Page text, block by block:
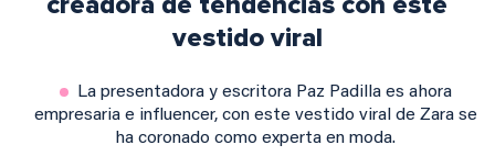
vestido viral
La presentadora y escritora Paz Padilla es ahora
empresaria e influencer, con este vestido viral de Zara se
ha coronado como experta en moda.